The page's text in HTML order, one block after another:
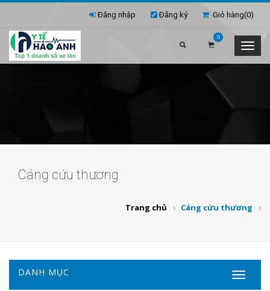
Giỏ hàng(0)
Đăng nhập Đăng ký
0
Cáng cứu thương
Trang chủ Cáng cứu thương
DANH MỤC